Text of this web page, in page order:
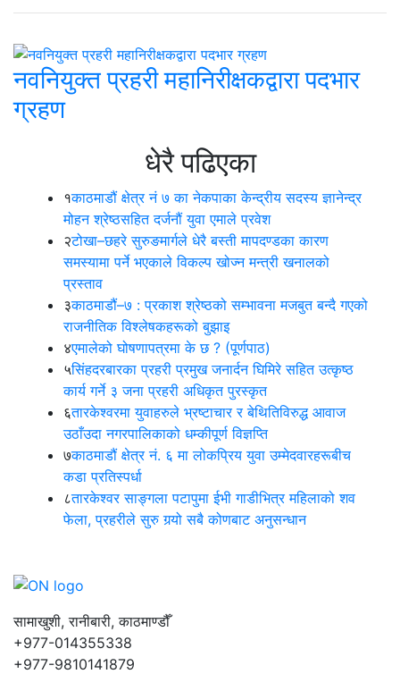
नवनियुक्त प्रहरी महानिरीक्षकद्वारा पदभार
ग्रहण
धेरै पढिएका
१काठमाडौं क्षेत्र नं ७ का नेकपाका केन्द्रीय सदस्य ज्ञानेन्द्र
मोहन श्रेष्ठसहित दर्जनौं युवा एमाले प्रवेश
२टोखा–छहरे सुरुङमार्गले धेरै बस्ती मापदण्डका कारण
समस्यामा पर्ने भएकाले विकल्प खोज्न मन्त्री खनालको
प्रस्ताव
३काठमाडौं–७ : प्रकाश श्रेष्ठको सम्भावना मजबुत बन्दै गएको
राजनीतिक विश्लेषकहरूको बुझाइ
४एमालेको घोषणापत्रमा के छ ? (पूर्णपाठ)
५सिंहदरबारका प्रहरी प्रमुख जनार्दन घिमिरे सहित उत्कृष्ठ
कार्य गर्ने ३ जना प्रहरी अधिकृत पुरस्कृत
६तारकेश्वरमा युवाहरुले भ्रष्टाचार र बेथितिविरुद्ध आवाज
उठाँउदा नगरपालिकाको धम्कीपूर्ण विज्ञप्ति
७काठमाडौं क्षेत्र नं. ६ मा लोकप्रिय युवा उम्मेदवारहरूबीच
कडा प्रतिस्पर्धा
८तारकेश्वर साङ्गला पटापुमा ईभी गाडीभित्र महिलाको शव
फेला, प्रहरीले सुरु गर्‍यो सबै कोणबाट अनुसन्धान
सामाखुशी, रानीबारी, काठमाण्डौँ
+977-014355338
+977-9810141879